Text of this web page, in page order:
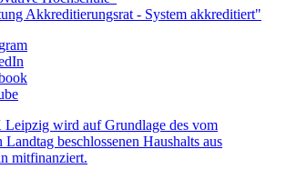
wird auf Grundlage des vom
Landtag beschlossenen Haushalts aus
mitfinanziert.